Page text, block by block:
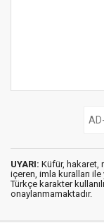
UYARI: Küfür, hakaret,
içeren, imla kuralları ile
Türkçe karakter
onaylanmamaktadır.